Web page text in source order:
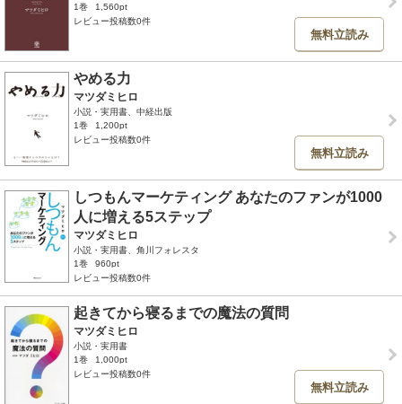
1巻
1,560pt
レビュー投稿数0件
無料立読み
やめる力
マツダミヒロ
小説・実用書、中経出版
1巻
1,200pt
レビュー投稿数0件
無料立読み
しつもんマーケティング あなたのファンが1000
人に増える5ステップ
マツダミヒロ
小説・実用書、角川フォレスタ
1巻
960pt
レビュー投稿数0件
起きてから寝るまでの魔法の質問
マツダミヒロ
小説・実用書
1巻
1,000pt
レビュー投稿数0件
無料立読み